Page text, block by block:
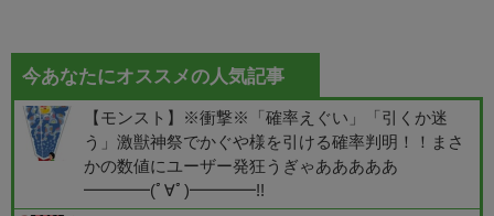
今あなたにオススメの人気記事
【モンスト】※衝撃※「確率えぐい」「引くか迷
う」激獣神祭でかぐや様を引ける確率判明！！まさ
かの数値にユーザー発狂うぎゃあああああ
━━━━(ﾟ∀ﾟ)━━━━!!